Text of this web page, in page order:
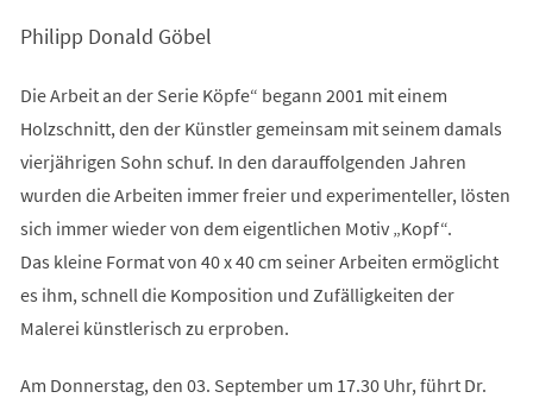
Philipp Donald Göbel
Die Arbeit an der Serie Köpfe“ begann 2001 mit einem
Holzschnitt, den der Künstler gemeinsam mit seinem damals
vierjährigen Sohn schuf. In den darauffolgenden Jahren
wurden die Arbeiten immer freier und experimenteller, lösten
sich immer wieder von dem eigentlichen Motiv „Kopf“.
Das kleine Format von 40 x 40 cm seiner Arbeiten ermöglicht
es ihm, schnell die Komposition und Zufälligkeiten der
Malerei künstlerisch zu erproben.
Am Donnerstag, den 03. September um 17.30 Uhr, führt Dr.